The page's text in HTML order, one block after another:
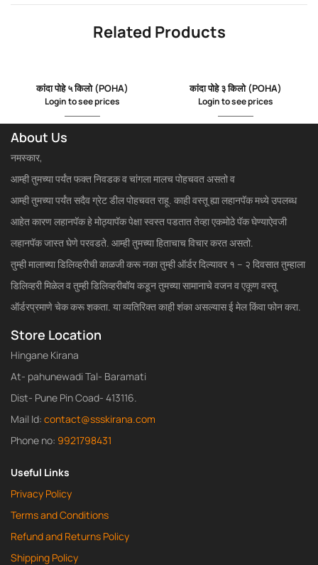
Related Products
कांदा पोहे ५ किलो (POHA)
Login to see prices
कांदा पोहे ३ किलो (POHA)
Login to see prices
About Us
नमस्कार,
आम्ही तुमच्या पर्यंत फक्त निवडक व चांगला मालच पोहचवत असतो व
आम्ही तुमच्या पर्यंत सदैव ग्रेट डील पोहचवत राहू. काही वस्तू ह्या लहानपॅक मध्ये उपलब्ध
आहेत कारण लहानपॅक हे मोठ्यापॅक पेक्षा स्वस्त पडतात तेव्हा एकमोठे पॅक घेण्याऐवजी
लहानपॅक जास्त घेणे परवडते. आम्ही तुमच्या हिताचाच विचार करत असतो.
तुम्ही मालाच्या डिलिव्हरीची काळजी करू नका तुम्ही ऑर्डर दिल्यावर १ – २ दिवसात तुम्हाला
डिलिव्हरी मिळेल व तुम्ही डिलिव्हरीबॉय कडून तुमच्या सामानाचे वजन व एकूण वस्तू
ऑर्डरप्रमाणे चेक करू शकता. या व्यतिरिक्त काही शंका असल्यास ई मेल किंवा फोन करा.
Store Location
Hingane Kirana
At- pahunewadi Tal- Baramati
Dist- Pune Pin Coad- 413116.
Mail Id: contact@ssskirana.com
Phone no: 9921798431
Useful Links
Privacy Policy
Terms and Conditions
Refund and Returns Policy
Shipping Policy